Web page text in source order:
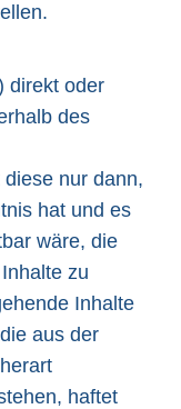
direkt oder
des
nur dann,
hat und es
wäre, die
zu
Inhalte
aus der
haftet